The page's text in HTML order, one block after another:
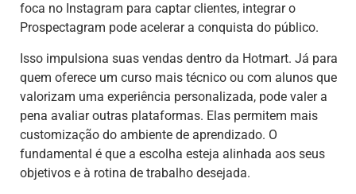
foca no Instagram para captar clientes, integrar o
Prospectagram pode acelerar a conquista do público.
Isso impulsiona suas vendas dentro da Hotmart. Já para
quem oferece um curso mais técnico ou com alunos que
valorizam uma experiência personalizada, pode valer a
pena avaliar outras plataformas. Elas permitem mais
customização do ambiente de aprendizado. O
fundamental é que a escolha esteja alinhada aos seus
objetivos e à rotina de trabalho desejada.